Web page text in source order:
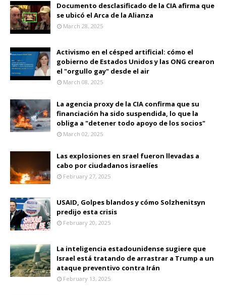
Documento desclasificado de la CIA afirma que
se ubicó el Arca de la Alianza
March 28, 2025
Activismo en el césped artificial: cómo el
gobierno de Estados Unidos y las ONG crearon
el "orgullo gay" desde el air
March 08, 2025
La agencia proxy de la CIA confirma que su
financiación ha sido suspendida, lo que la
obliga a "detener todo apoyo de los socios"
March 02, 2025
Las explosiones en srael fueron llevadas a
cabo por ciudadanos israelíes
February 27, 2025
USAID, Golpes blandos y cómo Solzhenitsyn
predijo esta crisis
February 20, 2025
La inteligencia estadounidense sugiere que
Israel está tratando de arrastrar a Trump a un
ataque preventivo contra Irán
February 13, 2025